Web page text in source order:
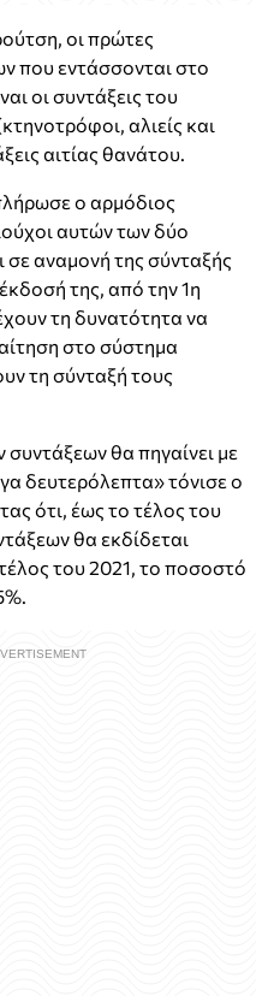
οι πρώτες
που εντάσσονται στο
οι συντάξεις του
αλιείς και
αιτίας θανάτου.
ο αρμόδιος
αυτών των δύο
σε αναμονή της σύνταξής
της, από την 1η
τη δυνατότητα να
στο σύστημα
τη σύνταξή τους
θα πηγαίνει με
δευτερόλεπτα» τόνισε ο
ότι, έως το τέλος του
θα εκδίδεται
του 2021, το ποσοστό